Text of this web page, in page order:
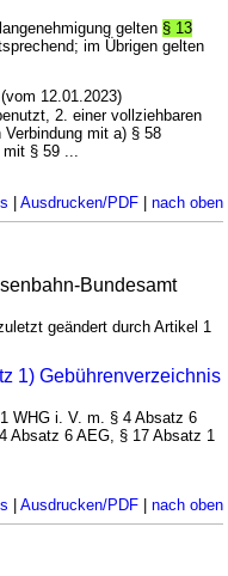
gelten § 13
im Übrigen gelten
(vom 12.01.2023)
2. einer vollziehbaren
Verbindung mit a) § 58
mit § 59 ...
Ausdrucken/PDF| nach oben
Bundesamt
geändert durch Artikel 1
1) Gebührenverzeichnis
WHG i. V. m. § 4 Absatz 6
Absatz 6 AEG, § 17 Absatz 1
Ausdrucken/PDF| nach oben